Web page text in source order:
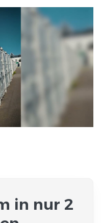
in nur 2